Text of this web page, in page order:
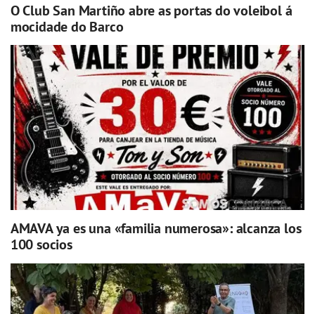
O Club San Martiño abre as portas do voleibol á
mocidade do Barco
AMAVA ya es una «familia numerosa»: alcanza los
100 socios